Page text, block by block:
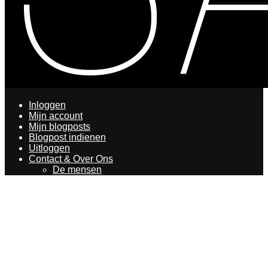
Inloggen
Mijn account
Mijn blogposts
Blogpost indienen
Uitloggen
Contact & Over Ons
De mensen